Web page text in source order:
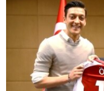
ՏԱՐԱԾԱՇՐՋԱՆ
ՄԻՋԱԶԳԱՅԻՆ
ՄՇԱԿՈՒՅԹ
ՍՊՈՐՏ
ՄԵԿՆԱԲԱՆՈՒԹՅՈՒՆ